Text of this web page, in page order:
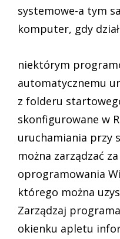
systemowe-a tym
komputer, gdy
niektórym
automatycznemu
z folderu
skonfigurowane w
uruchamiania przy
można zarządzać
oprogramowania
którego można
Zarządzaj
okienku apletu